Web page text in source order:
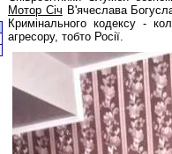
Мотор Січ В'ячеслава
Кримінального кодексу -
агресору, тобто Росії.